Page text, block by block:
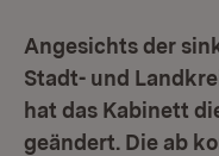
Angesichts der
Stadt- und
hat das Kabinett
geändert. Die ab